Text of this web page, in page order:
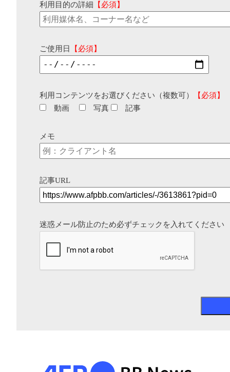
利用目的の詳細 【必須】
ご使用日 【必須】
利用コンテンツをお選びください（複数可）
【必須】
動画
写真 記事
メモ
記事URL
迷惑メール防止のため必ずチェックを入れてください